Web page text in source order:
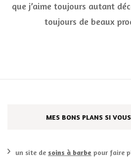
que j’aime toujours autant
toujours de beaux
MES BONS PLANS SI
un site de soins à barbe pour faire